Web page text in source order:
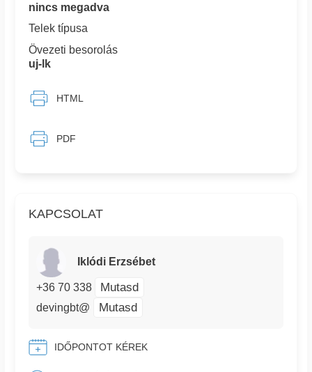
KAPCSOLAT
Iklódi Erzsébet
+36 70 338 Mutasd
devingbt@ Mutasd
IDŐPONTOT KÉREK
nincs megadva
Telek típusa
Övezeti besorolás
uj-lk
HTML
PDF